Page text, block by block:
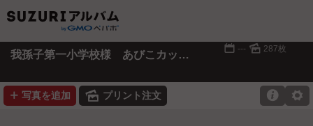
我孫子第一小学校様 あびこカッパまつりポスター 📅 --- 🌄 287枚
➕ 写真を追加 🌄 プリント注文 ⚙
